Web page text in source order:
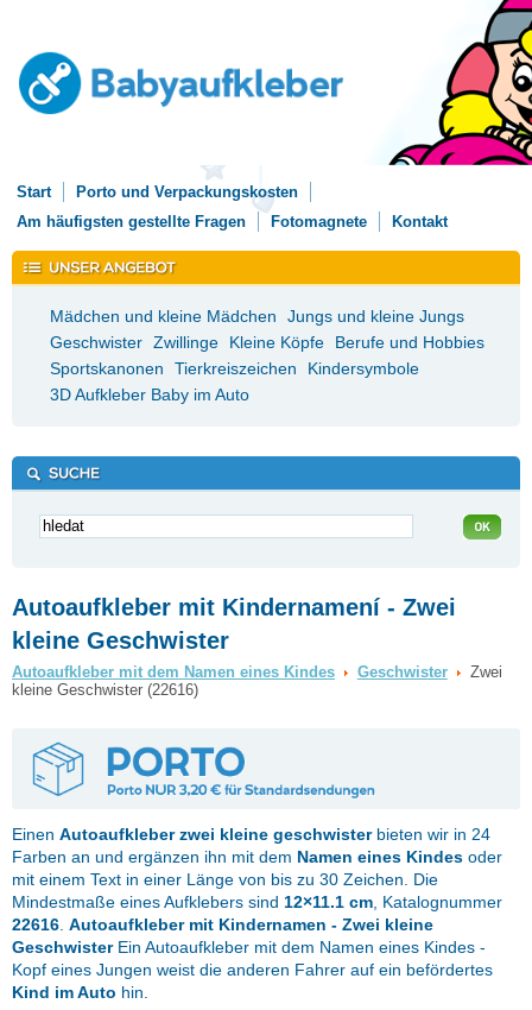
Start
Porto und Verpackungskosten
Am häufigsten gestellte Fragen
Fotomagnete Kontakt
Mädchen und kleine Mädchen
Jungs und kleine Jungs
Geschwister Zwillinge Kleine Köpfe
Berufe und Hobbies
Sportskanonen
Tierkreiszeichen
Kindersymbole
3D Aufkleber Baby im Auto
Autoaufkleber mit Kindernamení - Zwei
kleine Geschwister
Autoaufkleber mit dem Namen eines Kindes Geschwister
Zwei
kleine Geschwister (22616)
Einen Autoaufkleberzwei kleine geschwisterbieten wir in 24
Farben an und ergänzen ihn mit dem Namen eines Kindes oder
mit einem Text in einer Länge von bis zu 30 Zeichen. Die
Mindestmaße eines Aufklebers sind 12×11.1 cm , Katalognummer
22616 Autoaufkleber mit Kindernamen - Zwei kleine
GeschwisterEin Autoaufkleber mit dem Namen eines Kindes -
Kopf eines Jungen weist die anderen Fahrer auf ein befördertes
Kind im Auto hin.